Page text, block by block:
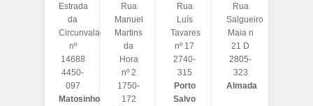
Estrada
da
Circunvalação
nº
14688
4450-
097
Matosinhos
Rua
Manuel
Martins
da
Hora
nº 2
1750-
172
Rua
Luís
Tavares
nº 17
2740-
315
Porto
Salvo
Rua
Salgueiro
Maia n
21 D
2805-
323
Almada